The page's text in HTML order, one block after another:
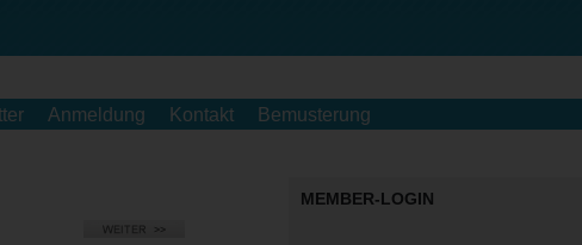
Anmeldung Kontakt Bemusterung
MEMBER-LOGIN